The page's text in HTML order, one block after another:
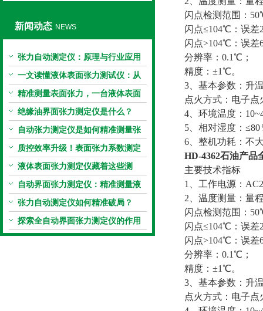
新闻动态 NEWS
张力自动测定仪：原理与行业应用
解析
一文读懂液体表面张力测试仪：从
原理到应用全掌握
精准测量表面张力，一台液体表面
张力系数测量仪就够了
绝缘油界面张力测定仪是什么？
自动张力测定仪是如何精准测量张
力的？
质控效率升级！表面张力系数测定
仪真香警告
液体表面张力测定仪藏着这些测
定“小窍门”
自动界面张力测定仪：精准测量液
体界面张力的关键设备
张力自动测定仪如何精准破局？
探索全自动界面张力测定仪的作用
闪点检测范围：
闪点≤104℃：误
闪点>104℃：误
分辨率：0.1℃；
精度：±1℃。
3、基本参数：升
点火方式：电子
4、环境温度：
5、相对湿度：≤80
6、整机功耗：不
HD-4362石油产品
主要技术指标
1、工作电源：
2、温度测量：量
闪点检测范围：
闪点≤104℃：误
闪点>104℃：误
分辨率：0.1℃；
精度：±1℃。
3、基本参数：升
点火方式：电子